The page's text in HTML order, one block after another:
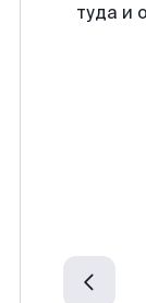
туда и